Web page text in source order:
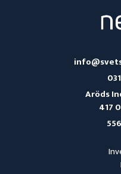
Aröds
417